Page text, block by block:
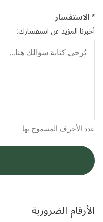
* الاستفسار
أخبرنا المزيد عن استفسارك:
عدد الأحرف المسموح بها
الأرقام الضرورية